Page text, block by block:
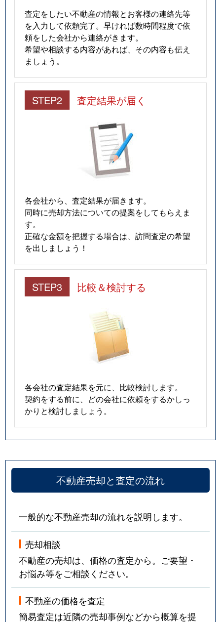
査定をしたい不動産の情報とお客様の連絡先等
を入力して依頼完了。早ければ数時間程度で依
頼をした会社から連絡がきます。
希望や相談する内容があれば、その内容も伝え
ましょう。
STEP2 査定結果が届く
各会社から、査定結果が届きます。
同時に売却方法についての提案をしてもらえま
す。
正確な金額を把握する場合は、訪問査定の希望
を出しましょう！
STEP3 比較＆検討する
各会社の査定結果を元に、比較検討します。
契約をする前に、どの会社に依頼をするかしっ
かりと検討しましょう。
不動産売却と査定の流れ
一般的な不動産売却の流れを説明します。
売却相談
不動産の売却は、価格の査定から。ご要望・
お悩み等をご相談ください。
不動産の価格を査定
簡易査定は近隣の売却事例などから概算を提